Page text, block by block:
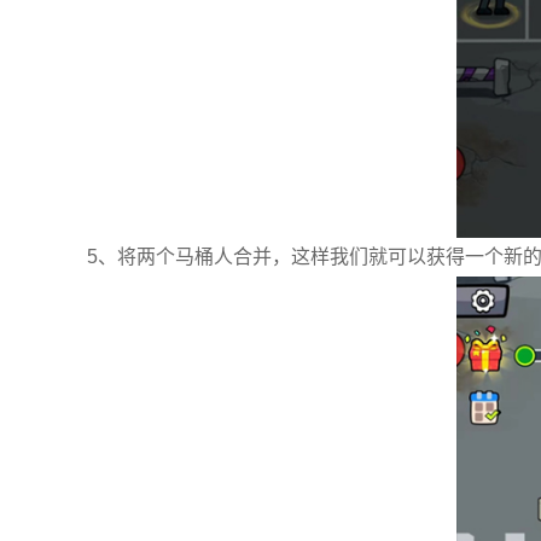
5、将两个马桶人合并，这样我们就可以获得一个新